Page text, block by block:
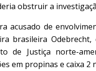
obstruir a
acusado de
brasileira Odebrecht,
de Justiça norte-
em propinas e caixa 2